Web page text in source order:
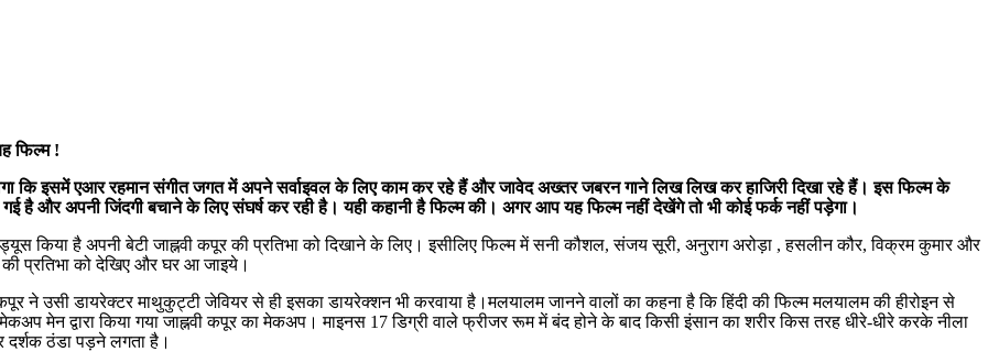
फिल्म !
कि इसमें एआर रहमान संगीत जगत में अपने सर्वाइवल के लिए काम कर रहे हैं और जावेद अख्तर जबरन गाने लिख लिख कर हाजिरी दिखा रहे हैं। इस फिल्म के
है और अपनी जिंदगी बचाने के लिए संघर्ष कर रही है। यही कहानी है फिल्म की। अगर आप यह फिल्म नहीं देखेंगे तो भी कोई फर्क नहीं पड़ेगा।
किया है अपनी बेटी जाह्नवी कपूर की प्रतिभा को दिखाने के लिए। इसीलिए फिल्म में सनी कौशल, संजय सूरी, अनुराग अरोड़ा , हसलीन कौर, विक्रम कुमार और
की प्रतिभा को देखिए और घर आ जाइये।
ने उसी डायरेक्टर माथुकुट्टी जेवियर से ही इसका डायरेक्शन भी करवाया है।मलयालम जानने वालों का कहना है कि हिंदी की फिल्म मलयालम की हीरोइन से
मेन द्वारा किया गया जाह्नवी कपूर का मेकअप। माइनस 17 डिग्री वाले फ्रीजर रूम में बंद होने के बाद किसी इंसान का शरीर किस तरह धीरे-धीरे करके नीला
दर्शक ठंडा पड़ने लगता है।